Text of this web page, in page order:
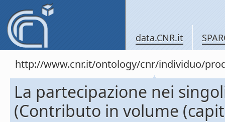
data.CNR.it
http://www.cnr.it/ontology/cnr/individuo/
La partecipazione nei
(Contributo in volume